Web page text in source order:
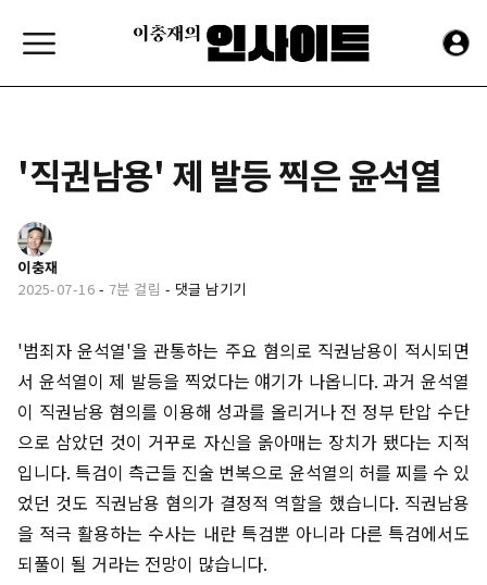
'직권남용' 제 발등 찍은 윤석열
이충재
2025-07-16 - 7분 걸림 - 댓글 남기기
'범죄자 윤석열'을 관통하는 주요 혐의로 직권남용이 적시되면
서 윤석열이 제 발등을 찍었다는 얘기가 나옵니다. 과거 윤석열
이 직권남용 혐의를 이용해 성과를 올리거나 전 정부 탄압 수단
으로 삼았던 것이 거꾸로 자신을 옭아매는 장치가 됐다는 지적
입니다. 특검이 측근들 진술 번복으로 윤석열의 허를 찌를 수 있
었던 것도 직권남용 혐의가 결정적 역할을 했습니다. 직권남용
을 적극 활용하는 수사는 내란 특검뿐 아니라 다른 특검에서도
되풀이 될 거라는 전망이 많습니다.